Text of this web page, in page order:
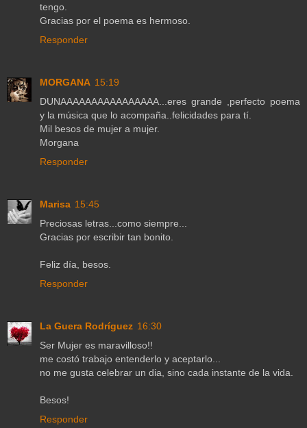
tengo.
Gracias por el poema es hermoso.
Responder
MORGANA 15:19
DUNAAAAAAAAAAAAAAAA...eres grande ,perfecto poema
y la música que lo acompaña..felicidades para tí.
Mil besos de mujer a mujer.
Morgana
Responder
Marisa 15:45
Preciosas letras...como siempre...
Gracias por escribir tan bonito.
Feliz día, besos.
Responder
La Guera Rodríguez 16:30
Ser Mujer es maravilloso!!
me costó trabajo entenderlo y aceptarlo...
no me gusta celebrar un dia, sino cada instante de la vida.
Besos!
Responder